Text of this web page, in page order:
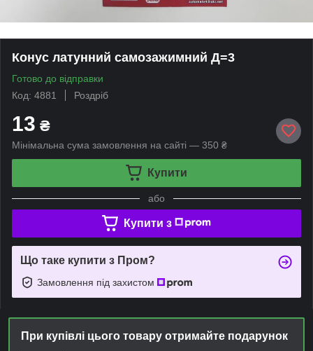
Конус латунний самозажимний Д=3
Готово до відправки
Код: 4881
Роздріб
13 ₴
Мінімальна сума замовлення на сайті — 350 ₴
Купити
або
Купити з
Що таке купити з Пром?
Замовлення під захистом
При купівлі цього товару отримайте подарунок